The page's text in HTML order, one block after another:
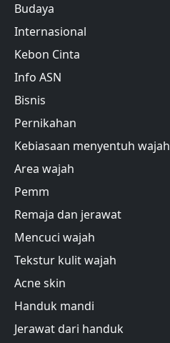
Budaya
Internasional
Kebon Cinta
Info ASN
Bisnis
Pernikahan
Kebiasaan menyentuh wajah
Area wajah
Pemm
Remaja dan jerawat
Mencuci wajah
Tekstur kulit wajah
Acne skin
Handuk mandi
Jerawat dari handuk